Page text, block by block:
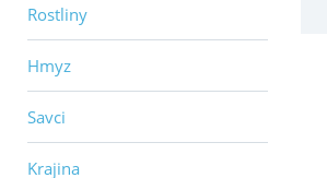
Rostliny
Hmyz
Savci
Krajina